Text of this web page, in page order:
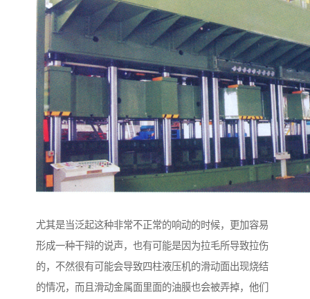
尤其是当泛起这种非常不正常的响动的时候，更加容易
形成一种干辩的说声，也有可能是因为拉毛所导致拉伤
的，不然很有可能会导致四柱液压机的滑动面出现烧结
的情况，而且滑动金属面里面的油膜也会被弄掉，他们